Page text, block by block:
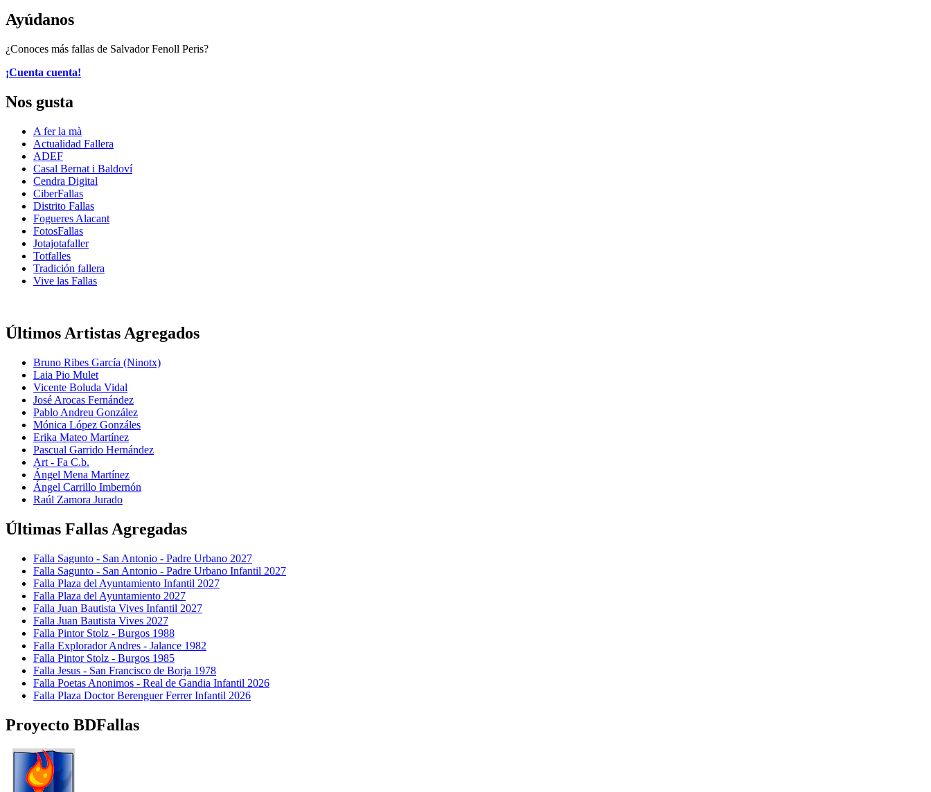
Ayúdanos
¿Conoces más fallas de Salvador Fenoll Peris?
¡Cuenta cuenta!
Nos gusta
A fer la mà
Actualidad Fallera
ADEF
Casal Bernat i Baldoví
Cendra Digital
CiberFallas
Distrito Fallas
Fogueres Alacant
FotosFallas
Jotajotafaller
Totfalles
Tradición fallera
Vive las Fallas
Últimos Artistas Agregados
Bruno Ribes García (Ninotx)
Laia Pio Mulet
Vicente Boluda Vidal
José Arocas Fernández
Pablo Andreu González
Mónica López Gonzáles
Erika Mateo Martínez
Pascual Garrido Hernández
Art - Fa C.b.
Ángel Mena Martínez
Ángel Carrillo Imbernón
Raúl Zamora Jurado
Últimas Fallas Agregadas
Falla Sagunto - San Antonio - Padre Urbano 2027
Falla Sagunto - San Antonio - Padre Urbano Infantil 2027
Falla Plaza del Ayuntamiento Infantil 2027
Falla Plaza del Ayuntamiento 2027
Falla Juan Bautista Vives Infantil 2027
Falla Juan Bautista Vives 2027
Falla Pintor Stolz - Burgos 1988
Falla Explorador Andres - Jalance 1982
Falla Pintor Stolz - Burgos 1985
Falla Jesus - San Francisco de Borja 1978
Falla Poetas Anonimos - Real de Gandia Infantil 2026
Falla Plaza Doctor Berenguer Ferrer Infantil 2026
Proyecto BDFallas